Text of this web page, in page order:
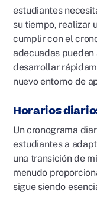
estudiantes
su tiempo, realizar
cumplir con el
adecuadas
desarrollar
nuevo entorno de
Horarios
Un cronograma
estudiantes a
una transición de
menudo
sigue siendo